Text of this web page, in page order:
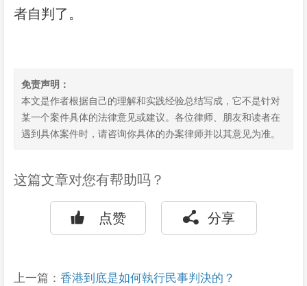
者自判了。
免责声明：
本文是作者根据自己的理解和实践经验总结写成，它不是针对
某一个案件具体的法律意见或建议。各位律师、朋友和读者在
遇到具体案件时，请咨询你具体的办案律师并以其意见为准。
这篇文章对您有帮助吗？
 点赞  分享
上一篇： 香港到底是如何執行民事判決的？